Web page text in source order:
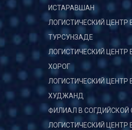
ИСТАРАВШАН
ЛОГИСТИЧЕСКИЙ ЦЕНТР
ТУРСУНЗАДЕ
ЛОГИСТИЧЕСКИЙ ЦЕНТР
ХОРОГ
ЛОГИСТИЧЕСКИЙ ЦЕНТР
ХУДЖАНД
ФИЛИАЛ В СОГДИЙСКОЙ
ЛОГИСТИЧЕСКИЙ ЦЕНТР